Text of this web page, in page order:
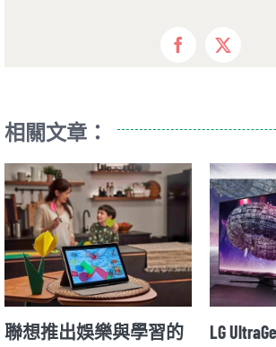
Facebook
X
相關文章：
吋 OLED 面
Motorola Razr 2022 年